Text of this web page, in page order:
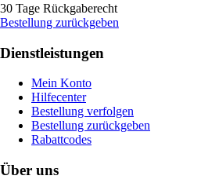
30 Tage Rückgaberecht
Bestellung zurückgeben
Dienstleistungen
Mein Konto
Hilfecenter
Bestellung verfolgen
Bestellung zurückgeben
Rabattcodes
Über uns